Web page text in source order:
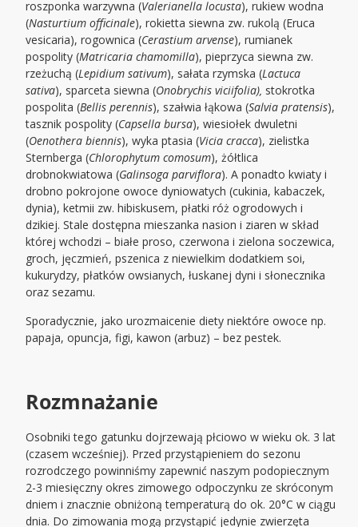
roszponka warzywna (Valerianella locusta), rukiew wodna
(Nasturtium officinale), rokietta siewna zw. rukolą (Eruca
vesicaria), rogownica (Cerastium arvense), rumianek
pospolity (Matricaria chamomilla), pieprzyca siewna zw.
rzeżuchą (Lepidium sativum), sałata rzymska (Lactuca
sativa), sparceta siewna (Onobrychis viciifolia), stokrotka
pospolita (Bellis perennis), szałwia łąkowa (Salvia pratensis),
tasznik pospolity (Capsella bursa), wiesiołek dwuletni
(Oenothera biennis), wyka ptasia (Vicia cracca), zielistka
Sternberga (Chlorophytum comosum), żółtlica
drobnokwiatowa (Galinsoga parviflora). A ponadto kwiaty i
drobno pokrojone owoce dyniowatych (cukinia, kabaczek,
dynia), ketmii zw. hibiskusem, płatki róż ogrodowych i
dzikiej. Stale dostępna mieszanka nasion i ziaren w skład
której wchodzi – białe proso, czerwona i zielona soczewica,
groch, jęczmień, pszenica z niewielkim dodatkiem soi,
kukurydzy, płatków owsianych, łuskanej dyni i słonecznika
oraz sezamu.
Sporadycznie, jako urozmaicenie diety niektóre owoce np.
papaja, opuncja, figi, kawon (arbuz) – bez pestek.
Rozmnażanie
Osobniki tego gatunku dojrzewają płciowo w wieku ok. 3 lat
(czasem wcześniej). Przed przystąpieniem do sezonu
rozrodczego powinniśmy zapewnić naszym podopiecznym
2-3 miesięczny okres zimowego odpoczynku ze skróconym
dniem i znacznie obniżoną temperaturą do ok. 20°C w ciągu
dnia. Do zimowania mogą przystąpić jedynie zwierzęta